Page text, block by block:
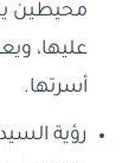
محيطين
عليها،
أسرتها.
رؤية